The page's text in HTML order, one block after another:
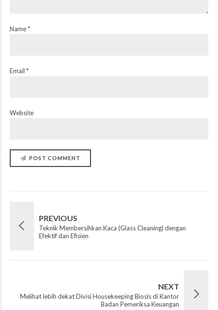
Name *
Email *
Website
POST COMMENT
PREVIOUS
Teknik Membersihkan Kaca (Glass Cleaning) dengan
Efektif dan Efisien
NEXT
Melihat lebih dekat Divisi Housekeeping Biosis di Kantor
Badan Pemeriksa Keuangan